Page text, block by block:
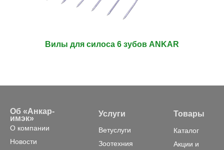
Вилы для силоса 6 зубов ANKAR
Об «Анкар-
имэк»
О компании
Новости
Услуги
Ветуслуги
Зоотехния
Товары
Каталог
Акции и